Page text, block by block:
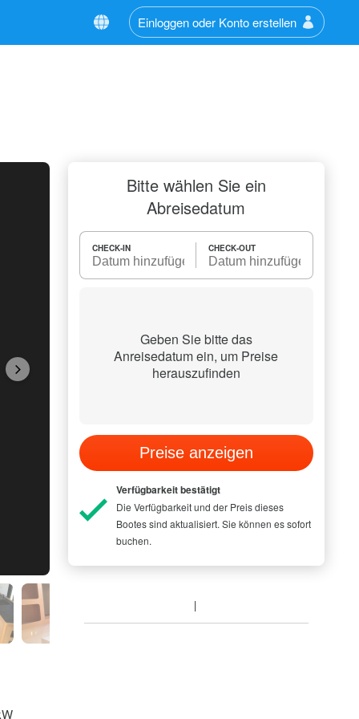
Einloggen oder Konto erstellen
Bitte wählen Sie ein
Abreisedatum
CHECK-IN CHECK-OUT
Geben Sie bitte das
Anreisedatum ein, um Preise
herauszufinden
Preise anzeigen
Verfügbarkeit bestätigt
Die Verfügbarkeit und der Preis dieses
Bootes sind aktualisiert. Sie können es sofort
buchen.